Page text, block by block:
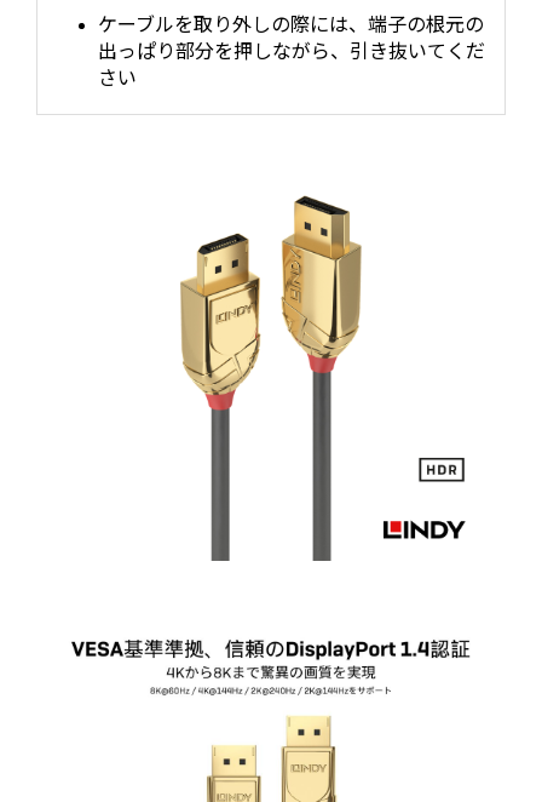
ケーブルを取り外しの際には、端子の根元の
出っぱり部分を押しながら、引き抜いてくだ
さい